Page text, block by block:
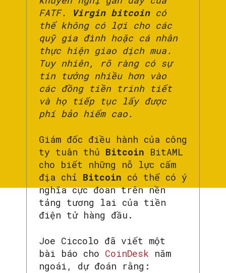
FATF.
Virgin bitcoincó
thể không có lợi cho các
quỹ gia đình hoặc cá nhân
thực hiện giao dịch mua.
Tuy nhiên, rõ ràng có sự
tin tưởng nhiều hơn vào
các đồng tiền trinh tiết
và họ tiếp tục lấy được
phí bảo hiểm cao.
Giám đốc điều hành của công
ty tuân thủ Bitcoin BitAML
cho biết những nỗ lực cấm
địa chỉ Bitcoin có thể có ý
nghĩa cực đoan trên nền
tảng tương lai của tiền
điện tử hàng đầu.
Joe Ciccolo đã viết một
bài báo cho CoinDesk năm
ngoái, dự đoán rằng: